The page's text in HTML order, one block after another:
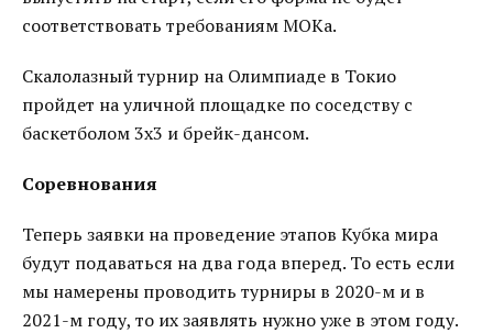
соответствовать требованиям МОКа.
Скалолазный турнир на Олимпиаде в Токио
пройдет на уличной площадке по соседству с
баскетболом 3x3 и брейк-дансом.
Соревнования
Теперь заявки на проведение этапов Кубка мира
будут подаваться на два года вперед. То есть если
мы намерены проводить турниры в 2020-м и в
2021-м году, то их заявлять нужно уже в этом году.